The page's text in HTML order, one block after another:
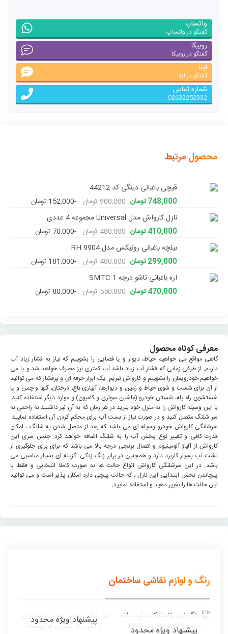
واتساپ
گفتگو در واتساپ
روبیکا
گفتگو در روبیکا
ایتا
گفتگو در ایتا
شماره تماس
02632252332
محصول مرتبط
قیچی باغبانی دینگی کد 44212
748,000 تومان
900,000 تومان
-152,000 تومان
نازل کارواش مدل Universal مجموعه 4 عددی
410,000 تومان
480,000 تومان
-70,000 تومان
بیلچه باغبانی رونیکس مدل RH 9904
299,000 تومان
480,000 تومان
-181,000 تومان
اره باغبانی تاشو درجه 1 SMTC
470,000 تومان
550,000 تومان -80,000 تومان
معرفی کوتاه محصول
گاهی مواقع می خواهیم حیاط، دیوار و یا فضایی را بشوییم که نیاز به فشار زیاد آب
داریم. از طرفی زمانی که فشار آب زیاد باشد آب کمتری نیز مصرف خواهد شد و یا می
خواهیم خودرویمان را بشوییم و کارواش نبریم. یک ابزار حرفه ای و پرفشار که می توانید
از آن برای شست و شوی حیاط و زمین و دیوارها، آبیاری باغ، درختان، گلها و چمن و یا
شستشوی راه پله، شستن خودرو (ماشین سواری و کامیون) و موارد دیگر استفاده کنید.
با این وسیله کارواش را به منزل خود ببرید در هر زمان که به آن نیز داشتید به راحتی به
سر شلنگ متصل کنید و در صورت نیاز از بست آب برای محکم کردن آن استفاده نمایید.
سرشلنگی کارواش خودرو وسیله ای می باشد که بعد از متصل شدن به شلنگ ، امکان
قدرت کافی و تغییر نوع پخش آب را به شلنگ اضافه خواهد کرد. جنس سری این
کارواش از آلیاژ آلومینیوم و اتصال برنجی درجه بالا می باشد که برای برای جلوگیری از
نشت آب بسیار کاربرد دارد و همچنین در برابر زنگ زدگی گزینه ای بسیار مناسبی می
باشد. در این سرشلنگی کارواش انواع حالت ها به صورت کاملا انتخابی و فقط با
پیچاندن بخش ابتدایی این نازل ، که حالت پیچی دارد امکان پذیر است و می توانید
این حالت ها را تغییر دهید و استفاده نمایید.
رنگ و لوازم نقاشی ساختمان
پیشنهاد ویژه محدود
پیشنهاد ویژه محدود